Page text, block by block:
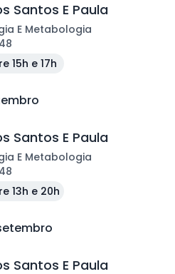
Santos E Paula
E Metabologia
15h e 17h
Santos E Paula
E Metabologia
13h e 20h
Santos E Paula